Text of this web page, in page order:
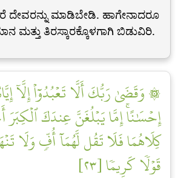
ದೇವರನ್ನು ಮಾಡಿಬೇಡಿ. ಹಾಗೇನಾದರೂ
ಮತ್ತು ತಿರಸ್ಕಾರಕ್ಕೊಳಗಾಗಿ ಬಿಡುವಿರಿ.
۞ وَقَضَىٰ رَبُّكَ أَلَّا تَعۡبُدُوٓاْ إِلَّآ
إِحۡسَٰنًاۚ إِمَّا يَبۡلُغَنَّ عِندَكَ ٱلۡكِبَرَ
كِلَاهُمَا فَلَا تَقُل لَّهُمَآ أُفّٖ وَلَا
قَوۡلٗا كَرِيمٗا [٢٣]